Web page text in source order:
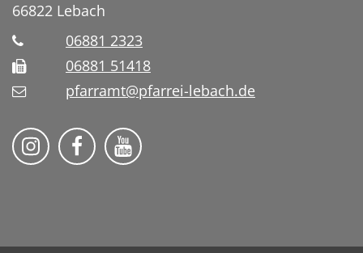
66822 Lebach
06881 2323
06881 51418
pfarramt@pfarrei-lebach.de
Bistum Trier auf Instragram
Bistum Trier auf Facebook
Bistum Trier auf YouTube